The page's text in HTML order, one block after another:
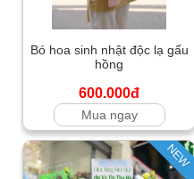
Bó hoa sinh nhật độc lạ gấu
hồng
600.000đ
Mua ngay
NEW